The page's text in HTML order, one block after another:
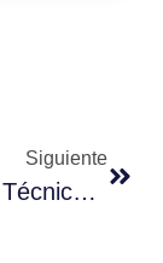
Siguiente
Curso De Técnicas Baristas Latte Art Con Damián Seijas En Fórum Café